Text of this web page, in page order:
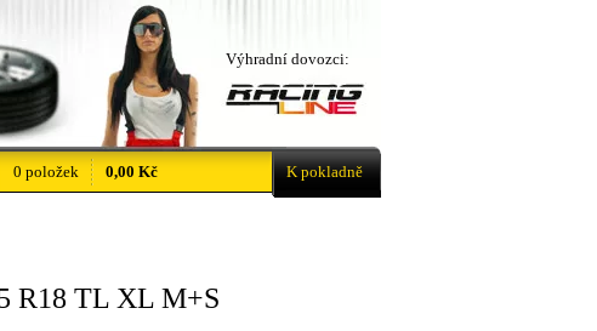
R18 TL XL M+S
Výhradní dovozci:
0 položek 0,00 Kč K pokladně